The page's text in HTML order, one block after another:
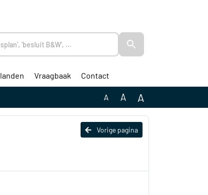
Vraagbaak Contact
A A A
Vorige pagina